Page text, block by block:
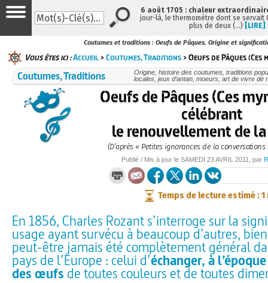
Coutumes et traditions : Oeufs de Pâques. Origine et
Vous êtes ici :Accueil >Coutumes, Traditions > Oeufs de Pâques (Ces
Coutumes, Traditions
Origine, histoire des coutumes, traditions
locales, jeux d’antan, moeurs, art de vivre de
Oeufs de Pâques (Ces
célébrant
le renouvellement de
(D’après « Petites ignorances de la conversations
Publié / Mis à jour le SAMEDI 23 AVRIL 2011 , par
Temps de lecture estimé : 1
En 1856, Charles Rozant s’interroge sur la
usage ayant survécu à beaucoup d’autres,
peut-être jamais été complètement général
pays de l’Europe : celui d’échanger, à
des œufs de toutes couleurs et de toutes
6 août 1705 : chaleur
jour-là, le thermomètre dont se servait
plus de deux (…) [LIRE]